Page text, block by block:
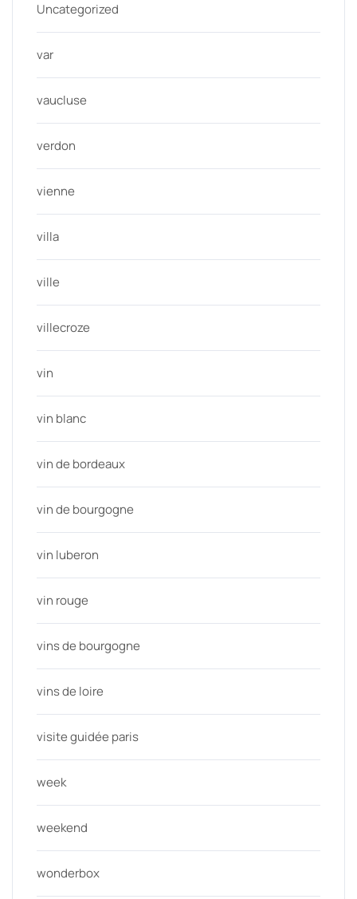
Uncategorized
var
vaucluse
verdon
vienne
villa
ville
villecroze
vin
vin blanc
vin de bordeaux
vin de bourgogne
vin luberon
vin rouge
vins de bourgogne
vins de loire
visite guidée paris
week
weekend
wonderbox